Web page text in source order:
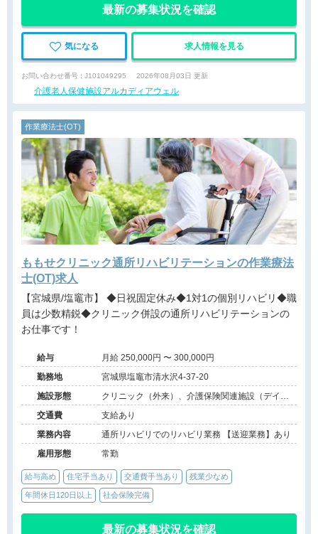
最新の募集状況を確認
気になる 求人情報を見る
お問い合わせ番号 : J101049295 2026年08月03日 更新
介護老人保健施設アルカディアウェル
作業療法士(OT)
ももせクリニック通所リハビリテーションの作業療法
士(OT)求人
【宮城県/塩竈市】 ◆日祝固定休み◆1対1の個別リハビリ◆職
員は少数精鋭◆クリニック併設の通所リハビリテーションの
お仕事です！
給与
月給 250,000円 〜 300,000円
勤務地
宮城県塩竈市清水沢4-37-20
施設形態
クリニック（外来）、介護保険関連施設（デイケ
ア）
交通費
支給あり
業務内容
通所リハビリでのリハビリ業務 【送迎業務】あり
雇用形態
常勤
給与高め 住宅手当あり 交通費手当あり 残業少なめ
年間休日120日以上 社会保険完備
最新の募集状況を確認